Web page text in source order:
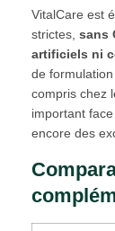
VitalCare est
strictes, sans
artificiels ni
de
compris chez
important
encore des